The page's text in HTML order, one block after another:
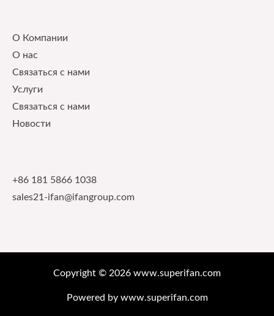
О Компании
О нас
Связаться с нами
Услуги
Связаться с нами
Новости
+86 181 5866 1038
sales21-ifan@ifangroup.com
Copyright © 2026 www.superifan.com
Powered by www.superifan.com